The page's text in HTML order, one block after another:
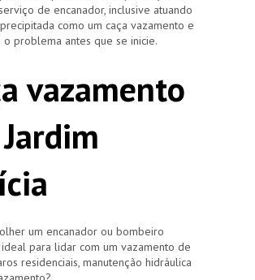
de encanador, inclusive atuando
como um caça vazamento e
problema antes que se inicie.
vazamento
um encanador ou bombeiro
para lidar com um vazamento de
residenciais, manutenção hidráulica